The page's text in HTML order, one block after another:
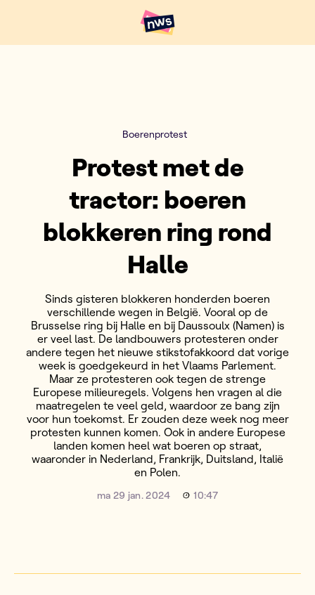
Hoofdpunten VRT NWS
Boerenprotest
Protest met de
tractor: boeren
blokkeren ring rond
Halle
Sinds gisteren blokkeren honderden boeren
verschillende wegen in België. Vooral op de
Brusselse ring bij Halle en bij Daussoulx (Namen) is
er veel last. De landbouwers protesteren onder
andere tegen het nieuwe stikstofakkoord dat vorige
week is goedgekeurd in het Vlaams Parlement.
Maar ze protesteren ook tegen de strenge
Europese milieuregels. Volgens hen vragen al die
maatregelen te veel geld, waardoor ze bang zijn
voor hun toekomst. Er zouden deze week nog meer
protesten kunnen komen. Ook in andere Europese
landen komen heel wat boeren op straat,
waaronder in Nederland, Frankrijk, Duitsland, Italië
en Polen.
ma 29 jan. 2024 10:47